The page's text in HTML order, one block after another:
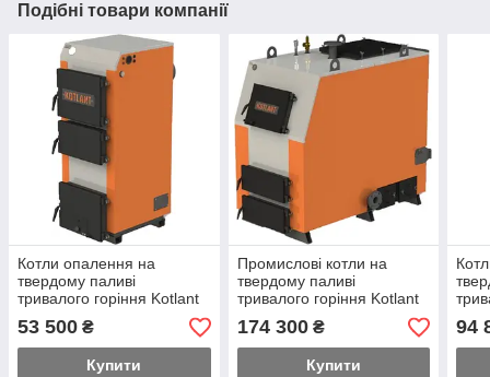
Подібні товари компанії
Котли опалення на
твердому паливі
тривалого горіння Kotlant
53 500 ₴
Купити
Промислові котли на
твердому паливі
тривалого горіння Kotlant
174 300₴
Купити
94